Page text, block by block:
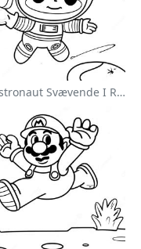
Sød Astronaut Svævende I Rummet Farvelægningsside